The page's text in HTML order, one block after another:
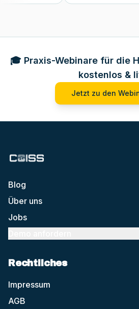
🎓 Praxis-Webinare für die
kostenlos &
Jetzt zu den
Blog
Über uns
Jobs
Rechtliches
Impressum
AGB